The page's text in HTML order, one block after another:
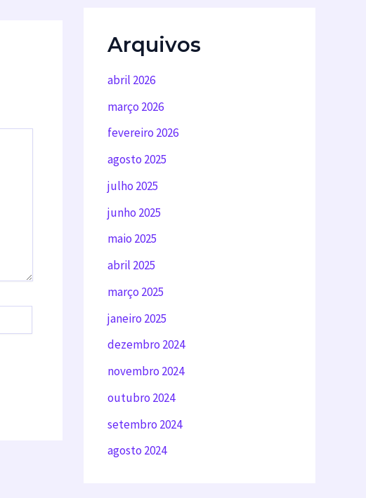
Arquivos
abril 2026
março 2026
fevereiro 2026
agosto 2025
julho 2025
junho 2025
maio 2025
abril 2025
março 2025
janeiro 2025
dezembro 2024
novembro 2024
outubro 2024
setembro 2024
agosto 2024